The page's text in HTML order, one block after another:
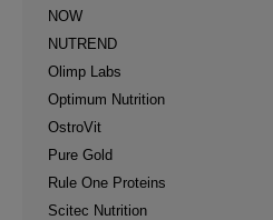
NOW
NUTREND
Olimp Labs
Optimum Nutrition
OstroVit
Pure Gold
Rule One Proteins
Scitec Nutrition